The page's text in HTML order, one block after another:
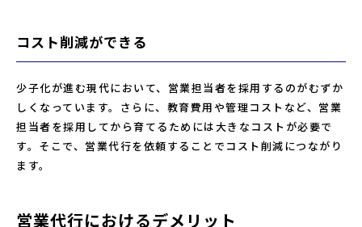
コスト削減ができる
少子化が進む現代において、営業担当者を採用するのがむずか
しくなっています。さらに、教育費用や管理コストなど、営業
担当者を採用してから育てるためには大きなコストが必要で
す。そこで、営業代行を依頼することでコスト削減につながり
ます。
営業代行におけるデメリット